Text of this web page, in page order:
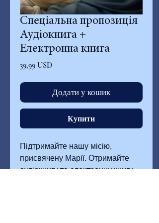
Спеціальна пропозиція
Аудіокнига +
Електронна книга
39,99 USDЦіна
Додати у кошик
Купити
Підтримайте нашу місію,
присвячену Марії. Отримайте
аудіокнигу та електронну книгу